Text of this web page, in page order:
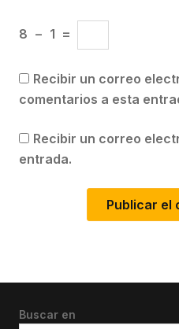
8 − 1 =
Recibir un correo
comentarios a esta
Recibir un correo
entrada.
Buscar en